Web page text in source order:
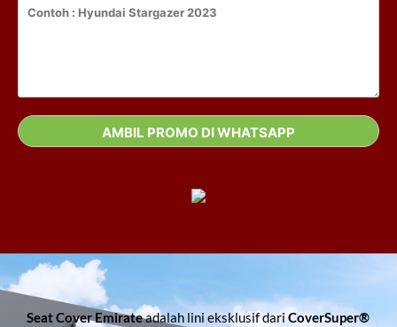
Seat Cover Emirateadalah lini eksklusif dari CoverSuper®